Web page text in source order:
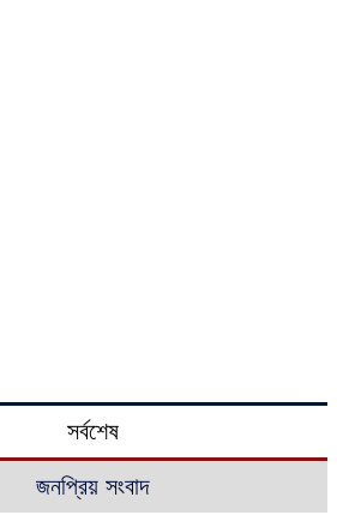
সর্বশেষ
জনপ্রিয় সংবাদ